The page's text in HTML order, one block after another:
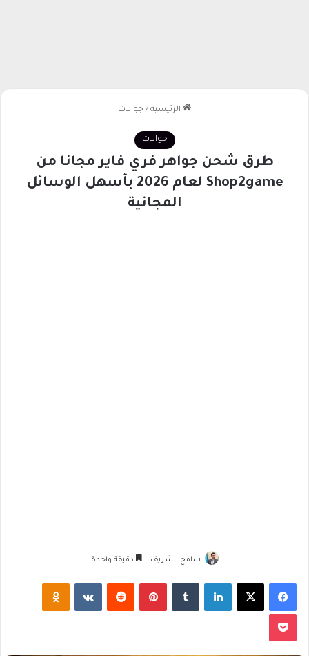
الرئيسية / جوالات
جوالات
طرق شحن جواهر فري فاير مجانا من
Shop2game لعام 2026 بأسهل الوسائل
المجانية
سامح الشريف دقيقة واحدة
فيسبوك لينكدإن بينتيريست